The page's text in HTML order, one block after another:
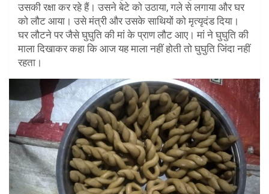
उसकी रक्षा कर रहे हैं। उसने बेटे को उठाया, गले से लगाया और घर
को लौट आया। उसे मंत्री और उसके साथियों को मृत्यृदंड दिया।
घर लौटने पर जैसे घुघुति की मां के प्राण लौट आए। मां ने घुघुति की
माला दिखाकर कहा कि आज यह माला नहीं होती तो घुघुति जिंदा नहीं
रहता।